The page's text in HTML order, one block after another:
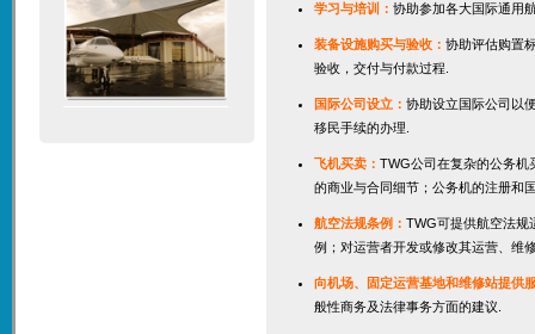
学习与培训： 协助参加各大国际通用
装备设施购买与验收： 协助评估购置
验收，交付与付款过程.
国际公司设立： 协助设立国际公司以
移民手续的办理.
飞机买卖： TWG公司在复杂的公务机
的商业与合同细节；公务机的注册和
航空法规条例： TWG可提供航空法规
例；对运营者开发或修改其运营、维
向机场、固定运营基地和维修站提供
般性商务及法律事务方面的建议.